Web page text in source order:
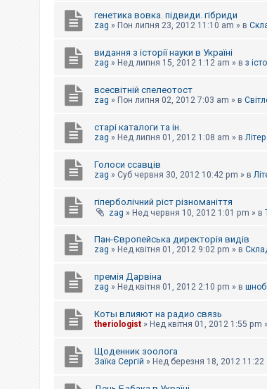
генетика вовка. підвиди. гібриди
zag » Пон липня 23, 2012 11:10 am » в
видання з історії науки в Україні
zag » Нед липня 15, 2012 1:12 am » в з
всесвітній спелеотост
zag » Пон липня 02, 2012 7:03 am » в
старі каталоги та ін.
zag » Нед липня 01, 2012 1:08 am » в
Голоси ссавців
zag » Суб червня 30, 2012 10:42 pm » в
гіперболічний ріст різноманіття
zag » Нед червня 10, 2012 1:01 pm » в
Пан-Європейська директорія видів
zag » Нед квітня 01, 2012 9:02 pm » в
премія Дарвіна
zag » Нед квітня 01, 2012 2:10 pm » в
Коты влияют на радио связь
theriologist » Нед квітня 01, 2012 1:55 pm
Щоденник зоолога
Заїка Сергій » Нед березня 18, 2012 11:22